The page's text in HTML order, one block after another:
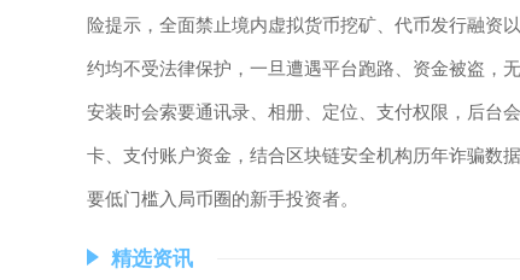
险提示，全面禁止境内虚拟货币挖矿、代币发行融资
约均不受法律保护，一旦遭遇平台跑路、资金被盗，
安装时会索要通讯录、相册、定位、支付权限，后台
卡、支付账户资金，结合区块链安全机构历年诈骗数
要低门槛入局币圈的新手投资者。
精选资讯